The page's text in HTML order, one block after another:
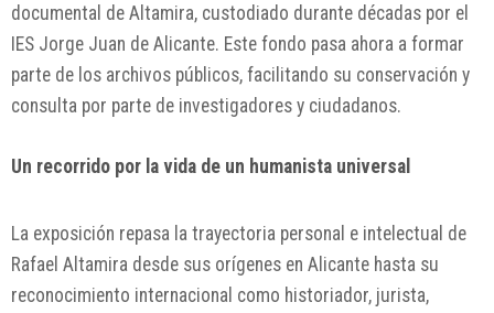
documental de Altamira, custodiado durante décadas por el
IES Jorge Juan de Alicante. Este fondo pasa ahora a formar
parte de los archivos públicos, facilitando su conservación y
consulta por parte de investigadores y ciudadanos.
Un recorrido por la vida de un humanista universal
La exposición repasa la trayectoria personal e intelectual de
Rafael Altamira desde sus orígenes en Alicante hasta su
reconocimiento internacional como historiador, jurista,